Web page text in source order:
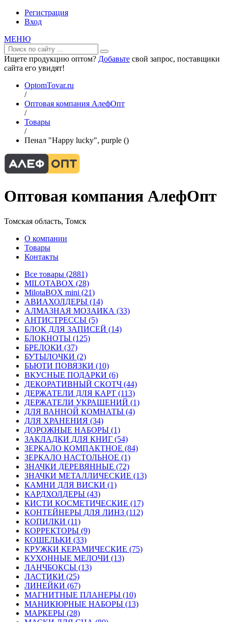
Регистрация
Вход
МЕНЮ
Ищете продукцию оптом? Добавьте свой запрос, поставщики
сайта его увидят!
OptomTovar.ru
/
Оптовая компания АлефОпт
/
Товары
/
Пенал "Happy lucky", purple ()
Оптовая компания АлефОпт
Томская область, Томск
О компании
Товары
Контакты
Все товары (2881)
MILOTABOX (28)
MilotaBOX mini (21)
АВИАХОЛДЕРЫ (14)
АЛМАЗНАЯ МОЗАИКА (33)
АНТИСТРЕССЫ (5)
БЛОК ДЛЯ ЗАПИСЕЙ (14)
БЛОКНОТЫ (125)
БРЕЛОКИ (37)
БУТЫЛОЧКИ (2)
БЬЮТИ ПОВЯЗКИ (10)
ВКУСНЫЕ ПОДАРКИ (6)
ДЕКОРАТИВНЫЙ СКОТЧ (44)
ДЕРЖАТЕЛИ ДЛЯ КАРТ (113)
ДЕРЖАТЕЛИ УКРАШЕНИЙ (1)
ДЛЯ ВАННОЙ КОМНАТЫ (4)
ДЛЯ ХРАНЕНИЯ (34)
ДОРОЖНЫЕ НАБОРЫ (1)
ЗАКЛАДКИ ДЛЯ КНИГ (54)
ЗЕРКАЛО КОМПАКТНОЕ (84)
ЗЕРКАЛО НАСТОЛЬНОЕ (1)
ЗНАЧКИ ДЕРЕВЯННЫЕ (72)
ЗНАЧКИ МЕТАЛЛИЧЕСКИЕ (13)
КАМНИ ДЛЯ ВИСКИ (1)
КАРДХОЛДЕРЫ (43)
КИСТИ КОСМЕТИЧЕСКИЕ (17)
КОНТЕЙНЕРЫ ДЛЯ ЛИНЗ (112)
КОПИЛКИ (11)
КОРРЕКТОРЫ (9)
КОШЕЛЬКИ (33)
КРУЖКИ КЕРАМИЧЕСКИЕ (75)
КУХОННЫЕ МЕЛОЧИ (13)
ЛАНЧБОКСЫ (13)
ЛАСТИКИ (25)
ЛИНЕЙКИ (67)
МАГНИТНЫЕ ПЛАНЕРЫ (10)
МАНИКЮРНЫЕ НАБОРЫ (13)
МАРКЕРЫ (28)